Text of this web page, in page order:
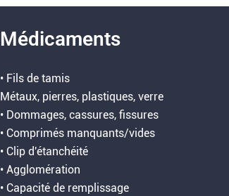
Médicaments
• Fils de tamis
Métaux, pierres, plastiques, verre
• Dommages, cassures, fissures
• Comprimés manquants/vides
• Clip d'étanchéité
• Agglomération
• Capacité de remplissage